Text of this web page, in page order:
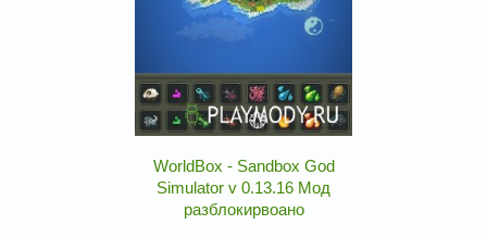
WorldBox - Sandbox God
Simulator v 0.13.16 Мод
разблокирвоано